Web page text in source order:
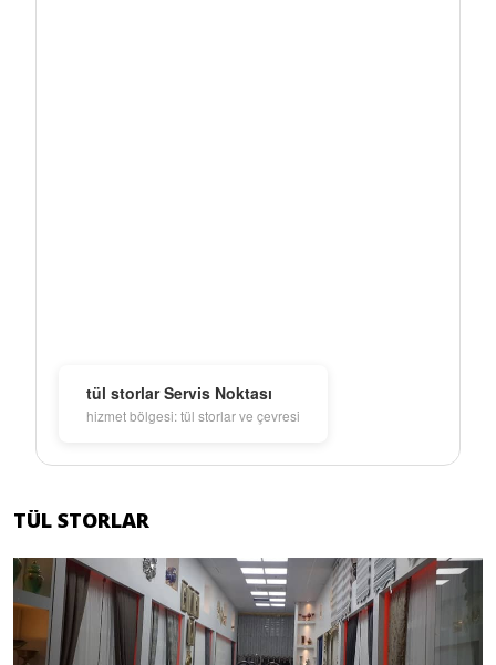
tül storlar Servis Noktası
hizmet bölgesi: tül storlar ve çevresi
TÜL STORLAR
Previous Next